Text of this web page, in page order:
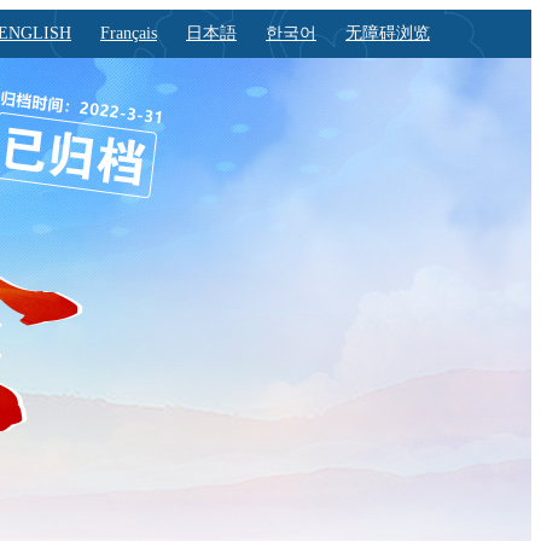
Français 日本語 한국어 无障碍浏览